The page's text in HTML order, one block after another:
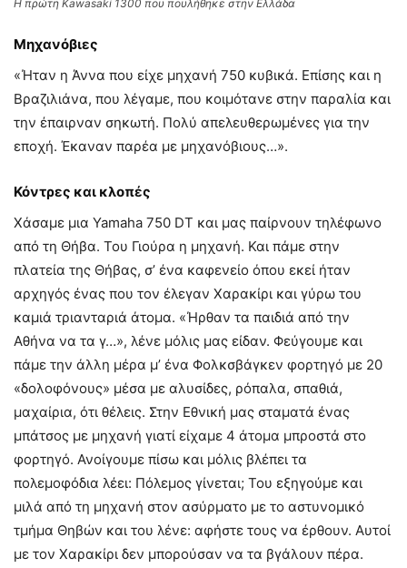
Η πρώτη Kawasaki 1300 που πουλήθηκε στην Ελλάδα
Μηχανόβιες
«Ήταν η Άννα που είχε μηχανή 750 κυβικά. Επίσης και η
Βραζιλιάνα, που λέγαμε, που κοιμότανε στην παραλία και
την έπαιρναν σηκωτή. Πολύ απελευθερωμένες για την
εποχή. Έκαναν παρέα με μηχανόβιους…».
Κόντρες και κλοπές
Χάσαμε μια Yamaha 750 DT και μας παίρνουν τηλέφωνο
από τη Θήβα. Του Γιούρα η μηχανή. Και πάμε στην
πλατεία της Θήβας, σ’ ένα καφενείο όπου εκεί ήταν
αρχηγός ένας που τον έλεγαν Χαρακίρι και γύρω του
καμιά τριανταριά άτομα. «Ήρθαν τα παιδιά από την
Αθήνα να τα γ…», λένε μόλις μας είδαν. Φεύγουμε και
πάμε την άλλη μέρα μ’ ένα Φολκσβάγκεν φορτηγό με 20
«δολοφόνους» μέσα με αλυσίδες, ρόπαλα, σπαθιά,
μαχαίρια, ότι θέλεις. Στην Εθνική μας σταματά ένας
μπάτσος με μηχανή γιατί είχαμε 4 άτομα μπροστά στο
φορτηγό. Ανοίγουμε πίσω και μόλις βλέπει τα
πολεμοφόδια λέει: Πόλεμος γίνεται; Του εξηγούμε και
μιλά από τη μηχανή στον ασύρματο με το αστυνομικό
τμήμα Θηβών και του λένε: αφήστε τους να έρθουν. Αυτοί
με τον Χαρακίρι δεν μπορούσαν να τα βγάλουν πέρα.